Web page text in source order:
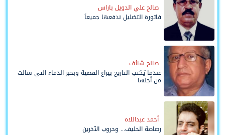
صالح علي الدويل باراس
فاتورة التضليل ندفعها جميعاً
صالح شائف
عندما يُكتب التاريخ بيراع القضية وبحبر الدماء التي سالت
من أجلها
أحمد عبداللاه
رصاصة الحليف... وحروب الآخرين